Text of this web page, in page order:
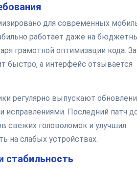
для современных
работает даже на
грамотной оптимизации кода.
быстро, а интерфейс отзывается
регулярно выпускают
исправлениями. Последний патч
свежих головоломок и улучшил
на слабых устройствах.
стабильность